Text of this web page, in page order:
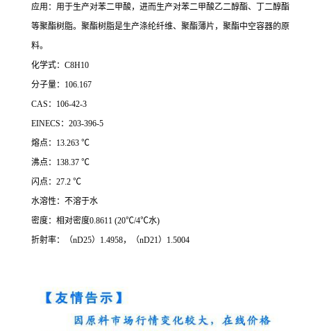
应用：用于生产对苯二甲酸，进而生产对苯二甲酸乙二醇酯、丁二醇酯
等聚酯树脂。聚酯树脂是生产涤纶纤维、聚酯薄片，聚酯中空容器的原
料。
化学式：C8H10
分子量：106.167
CAS：106-42-3
EINECS：203-396-5
熔点：13.263 ℃
沸点：138.37 ℃
闪点：27.2 ℃
水溶性：不溶于水
密度：相对密度0.8611 (20℃/4℃水)
折射率：（nD25）1.4958，（nD21）1.5004